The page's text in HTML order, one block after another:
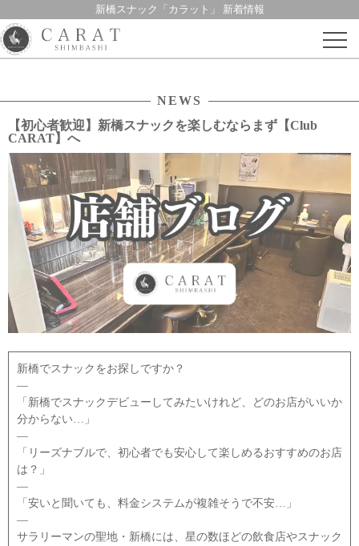
新橋スナック「カラット」 新着情報
Skip
NEWS
【初心者歓迎】新橋スナックを楽しむならまず【Club
CARAT】へ
新橋でスナックをお探しですか？
―
「新橋でスナックデビューしてみたいけれど、どのお店がいいか
分からない…」
―
「リーズナブルで、初心者でも安心して楽しめるおすすめのお店
は？」
―
「安いと聞いても、料金システムが複雑そうで不安…」
―
サラリーマンの聖地・新橋には、星の数ほどの飲食店やスナック